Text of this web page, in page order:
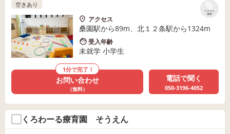
リストに
保存
空きあり
アクセス
桑園駅から89m、北１２条駅から1324m
受入年齢
未就学 小学生
1分で完了！
お問い合わせ
（無料）
電話で聞く
050-3196-4052
くろわーる療育園 そうえん